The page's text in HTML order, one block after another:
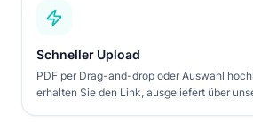
Schneller Upload
PDF per Drag-and-drop oder Auswahl
erhalten Sie den Link, ausgeliefert über